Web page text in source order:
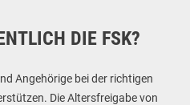
DIE FSK?
Angehörige bei der richtigen
Die Altersfreigabe von